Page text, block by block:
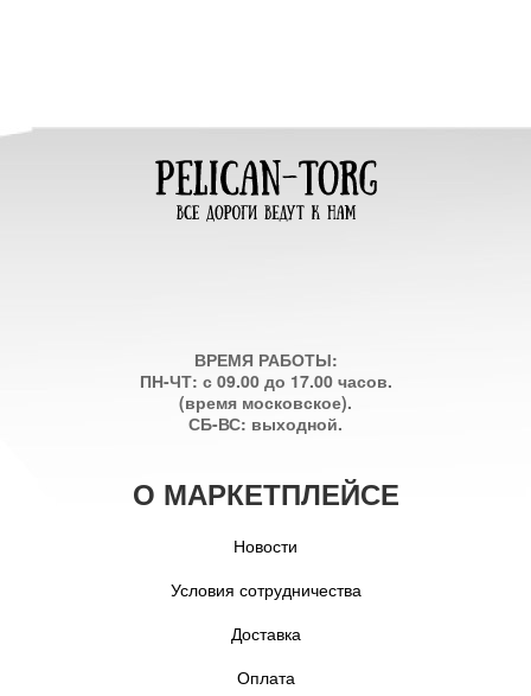
ВРЕМЯ РАБОТЫ:
ПН-ЧТ: с 09.00 до 17.00 часов.
(время московское).
СБ-ВС: выходной.
О МАРКЕТПЛЕЙСЕ
Новости
Условия сотрудничества
Доставка
Оплата